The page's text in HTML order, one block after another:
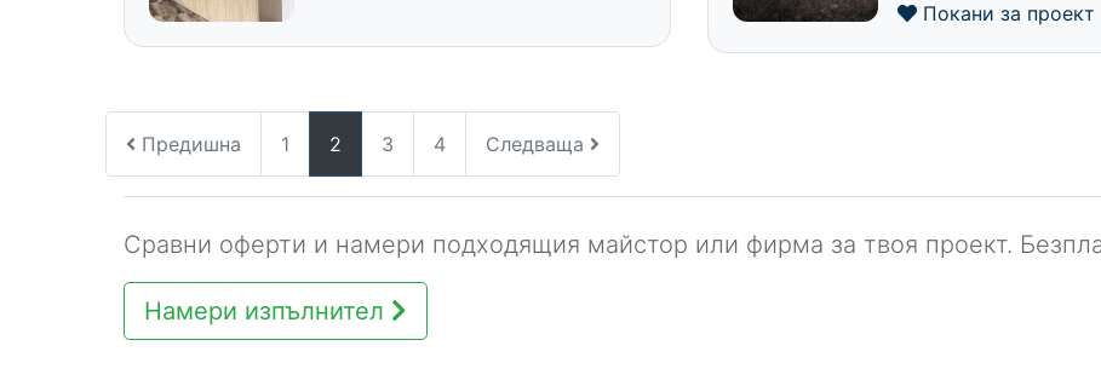
Покани за проект
Предишна 1 2 3 4 Следваща
Сравни оферти и намери подходящия майстор или фирма за твоя проект.
Намери изпълнител